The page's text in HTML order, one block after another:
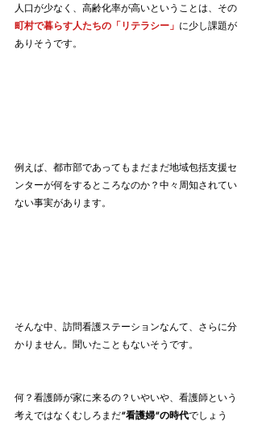
人口が少なく、高齢化率が高いということは、その
町村で暮らす人たちの「リテラシー」 に少し課題が
ありそうです。
例えば、都市部であってもまだまだ地域包括支援セ
ンターが何をするところなのか？中々周知されてい
ない事実があります。
そんな中、訪問看護ステーションなんて、さらに分
かりません。聞いたこともないそうです。
何？看護師が家に来るの？いやいや、看護師という
考えではなくむしろまだ”看護婦”の時代でしょう